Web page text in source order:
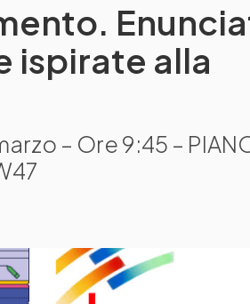
ispirate alla
– Ore 9:45 –